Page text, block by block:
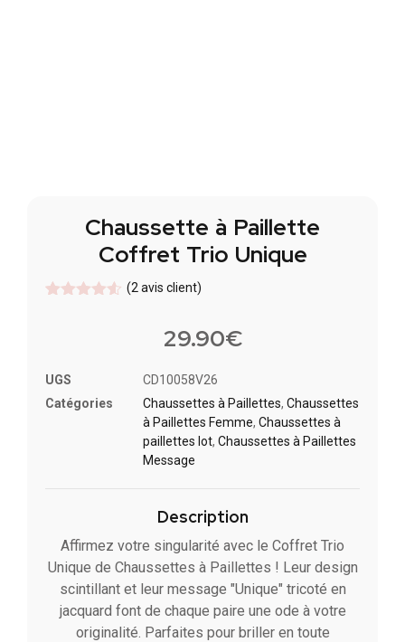
Chaussette à Paillette
Coffret Trio Unique
(2 avis client)
29.90€
UGS
CD10058V26
Catégories
Chaussettes à Paillette​s, Chaussettes
à Paillettes Femme, Chaussettes à
paillettes lot​, Chaussettes à Paillettes
Message​
Description
Affirmez votre singularité avec le Coffret Trio
Unique de Chaussettes à Paillettes ! Leur design
scintillant et leur message "Unique" tricoté en
jacquard font de chaque paire une ode à votre
originalité. Parfaites pour briller en toute